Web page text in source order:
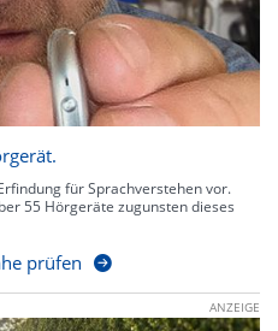
für Sprachverstehen vor.
55 Hörgeräte zugunsten dieses
prüfen
ANZEIGE